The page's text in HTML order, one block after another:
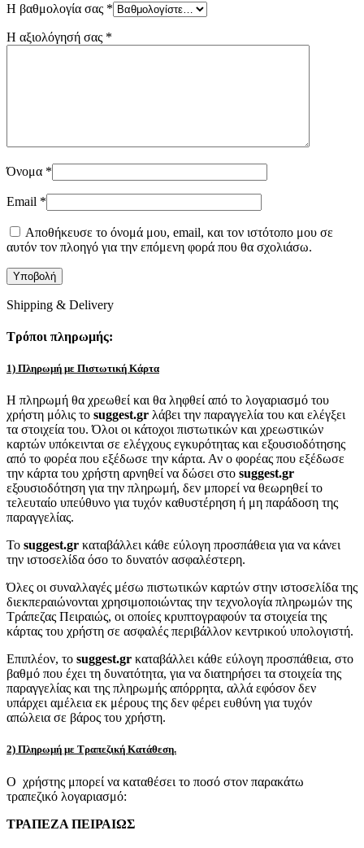
Η βαθμολογία σας *
Η αξιολόγησή σας *
Όνομα *
Email *
Αποθήκευσε το όνομά μου, email, και τον ιστότοπο μου σε
αυτόν τον πλοηγό για την επόμενη φορά που θα σχολιάσω.
Shipping & Delivery
Τρόποι πληρωμής:
1) Πληρωμή με Πιστωτική Κάρτα
Η πληρωμή θα χρεωθεί και θα ληφθεί από το λογαριασμό του
χρήστη μόλις το suggest.gr λάβει την παραγγελία του και ελέγξει
τα στοιχεία του. Όλοι οι κάτοχοι πιστωτικών και χρεωστικών
καρτών υπόκεινται σε ελέγχους εγκυρότητας και εξουσιοδότησης
από το φορέα που εξέδωσε την κάρτα. Αν ο φορέας που εξέδωσε
την κάρτα του χρήστη αρνηθεί να δώσει στο suggest.gr
εξουσιοδότηση για την πληρωμή, δεν μπορεί να θεωρηθεί το
τελευταίο υπεύθυνο για τυχόν καθυστέρηση ή μη παράδοση της
παραγγελίας.
Το suggest.gr καταβάλλει κάθε εύλογη προσπάθεια για να κάνει
την ιστοσελίδα όσο το δυνατόν ασφαλέστερη.
Όλες οι συναλλαγές μέσω πιστωτικών καρτών στην ιστοσελίδα της
διεκπεραιώνονται χρησιμοποιώντας την τεχνολογία πληρωμών της
Τράπεζας Πειραιώς, οι οποίες κρυπτογραφούν τα στοιχεία της
κάρτας του χρήστη σε ασφαλές περιβάλλον κεντρικού υπολογιστή.
Επιπλέον, το suggest.gr καταβάλλει κάθε εύλογη προσπάθεια, στο
βαθμό που έχει τη δυνατότητα, για να διατηρήσει τα στοιχεία της
παραγγελίας και της πληρωμής απόρρητα, αλλά εφόσον δεν
υπάρχει αμέλεια εκ μέρους της δεν φέρει ευθύνη για τυχόν
απώλεια σε βάρος του χρήστη.
2) Πληρωμή με Τραπεζική Κατάθεση.
Ο χρήστης μπορεί να καταθέσει το ποσό στον παρακάτω
τραπεζικό λογαριασμό:
ΤΡΑΠΕΖΑ ΠΕΙΡΑΙΩΣ